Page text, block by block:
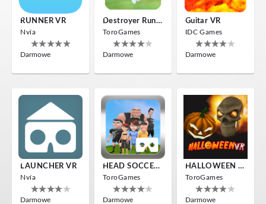
RUNNER VR
Nvía
Darmowe
Destroyer Run VR
ToroGames
Darmowe
Guitar VR
IDC Games
Darmowe
LAUNCHER VR
Nvía
Darmowe
HEAD SOCCER VR
ToroGames
Darmowe
HALLOWEEN VR
ToroGames
Darmowe